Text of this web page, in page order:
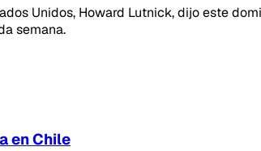
Unidos, Howard Lutnick, dijo este
semana.
en Chile